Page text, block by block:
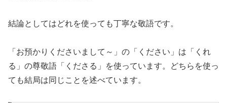
結論としてはどれを使っても丁寧な敬語です。
「お預かりくださいまして～」の「ください」は「くれ
る」の尊敬語「くださる」を使っています。どちらを使っ
ても結局は同じことを述べています。